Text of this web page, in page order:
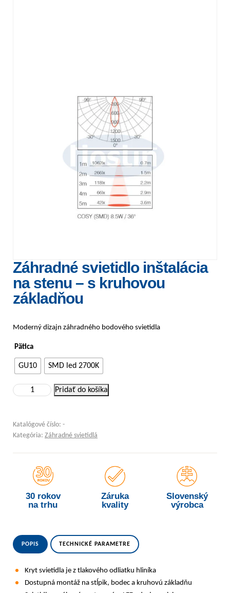
Záhradné svietidlo inštalácia
na stenu – s kruhovou
základňou
Moderný dizajn záhradného bodového svietidla
Pätica
GU10 SMD led 2700K
množstvo Záhradné svietidlo inštalácia na stenu – s kruhovou
Pridať do košíka
Katalógové číslo: -
Kategória: Záhradné svietidlá
30 rokov
na trhu
Záruka
kvality
Slovenský
výrobca
POPIS TECHNICKÉ PARAMETRE
Kryt svietidla je z tlakového odliatku hliníka
Dostupná montáž na stĺpik, bodec a kruhovú základňu